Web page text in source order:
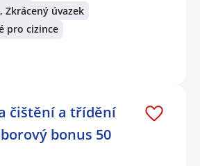
Zkrácený úvazek
pro cizince
čištění a třídění
bonus 50